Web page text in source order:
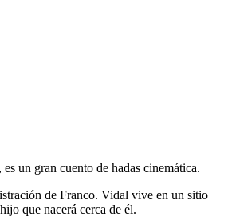
un gran cuento de hadas cinemática.
de Franco. Vidal vive en un sitio
que nacerá cerca de él.